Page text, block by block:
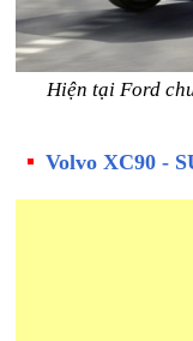
Hiện tại Ford
Volvo XC90 -